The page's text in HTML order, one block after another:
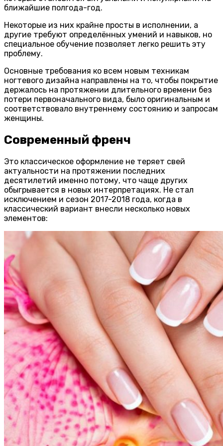
ближайшие полгода-год.
Некоторые из них крайне просты в исполнении, а
другие требуют определённых умений и навыков, но
специальное обучение позволяет легко решить эту
проблему.
Основные требования ко всем новым техникам
ногтевого дизайна направлены на то, чтобы покрытие
держалось на протяжении длительного времени без
потери первоначального вида, было оригинальным и
соответствовало внутреннему состоянию и запросам
женщины.
Современный френч
Это классическое оформление не теряет свей
актуальности на протяжении последних
десятилетий именно потому, что чаще других
обыгрывается в новых интерпретациях. Не стал
исключением и сезон 2017-2018 года, когда в
классический вариант внесли несколько новых
элементов: